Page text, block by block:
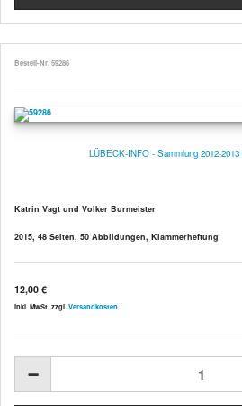
Bestell-Nr. 59286
LÜBECK-INFO - Sammlung 2012-2013
Katrin Vagt und Volker Burmeister
2015, 48 Seiten, 50 Abbildungen, Klammerheftung
12,00 €
inkl. MwSt. zzgl. Versandkosten